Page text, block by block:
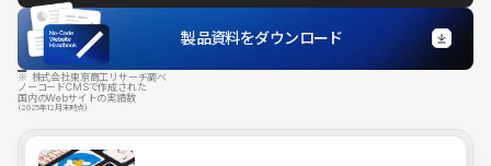
製品資料をダウンロード
※ 株式会社東京商工リサーチ調べ
ノーコードCMSで作成された
国内のWebサイトの実績数
（2025年12月末時点）